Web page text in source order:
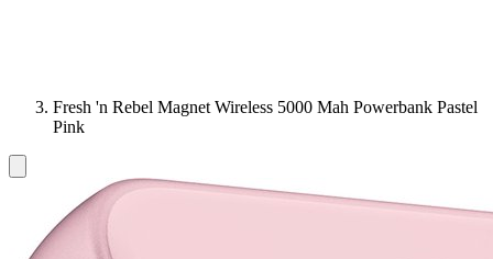
Fresh 'n Rebel Magnet Wireless 5000 Mah Powerbank Pastel
Pink